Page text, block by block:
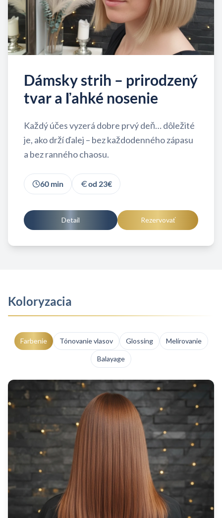
Dámsky strih – prirodzený
tvar a ľahké nosenie
Každý účes vyzerá dobre prvý deň… dôležité
je, ako drží ďalej – bez každodenného zápasu
a bez ranného chaosu.
60 min od 23€
Detail Rezervovať
Koloryzacia
Farbenie Tónovanie vlasov Glossing Melírovanie
Balayage